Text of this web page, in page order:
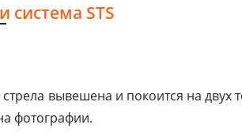
система STS
вывешена и покоится на двух
фотографии.